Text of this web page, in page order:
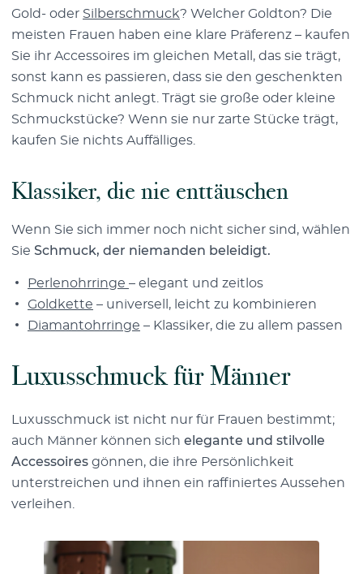
Gold- oder Silberschmuck? Welcher Goldton? Die
meisten Frauen haben eine klare Präferenz – kaufen
Sie ihr Accessoires im gleichen Metall, das sie trägt,
sonst kann es passieren, dass sie den geschenkten
Schmuck nicht anlegt. Trägt sie große oder kleine
Schmuckstücke? Wenn sie nur zarte Stücke trägt,
kaufen Sie nichts Auffälliges.
Klassiker, die nie enttäuschen
Wenn Sie sich immer noch nicht sicher sind, wählen
Sie Schmuck, der niemanden beleidigt.
Perlenohrringe – elegant und zeitlos
Goldkette – universell, leicht zu kombinieren
Diamantohrringe – Klassiker, die zu allem passen
Luxusschmuck für Männer
Luxusschmuck ist nicht nur für Frauen bestimmt;
auch Männer können sich elegante und stilvolle
Accessoires gönnen, die ihre Persönlichkeit
unterstreichen und ihnen ein raffiniertes Aussehen
verleihen.